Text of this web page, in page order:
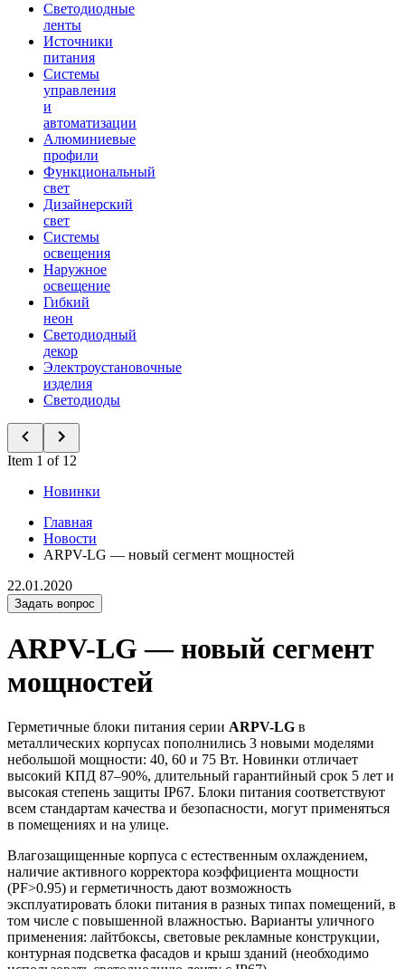
Светодиодные
ленты
Источники
питания
Системы
управления
и
автоматизации
Алюминиевые
профили
Функциональный
свет
Дизайнерский
свет
Системы
освещения
Наружное
освещение
Гибкий
неон
Светодиодный
декор
Электроустановочные
изделия
Светодиоды
Item 1 of 12
Новинки
Главная
Новости
ARPV-LG — новый сегмент мощностей
22.01.2020
Задать вопрос
ARPV-LG — новый сегмент
мощностей
Герметичные блоки питания серии ARPV-LG в
металлических корпусах пополнились 3 новыми моделями
небольшой мощности: 40, 60 и 75 Вт. Новинки отличает
высокий КПД 87–90%, длительный гарантийный срок 5 лет и
высокая степень защиты IP67. Блоки питания соответствуют
всем стандартам качества и безопасности, могут применяться
в помещениях и на улице.
Влагозащищенные корпуса с естественным охлаждением,
наличие активного корректора коэффициента мощности
(PF>0.95) и герметичность дают возможность
эксплуатировать блоки питания в разных типах помещений, в
том числе с повышенной влажностью. Варианты уличного
применения: лайтбоксы, световые рекламные конструкции,
контурная подсветка фасадов и крыш зданий (необходимо